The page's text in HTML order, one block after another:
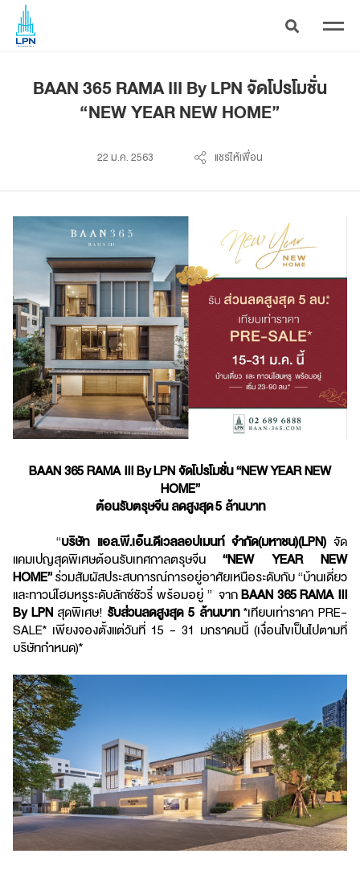
BAAN 365 RAMA III By LPN จัดโปรโมชั่น
“NEW YEAR NEW HOME”
22 ม.ค. 2563 แชร์ให้เพื่อน
BAAN 365 RAMA III By LPN จัดโปรโมชั่น “NEW YEAR NEW
HOME”
ต้อนรับตรุษจีน ลดสูงสุด5 ล้านบาท
“บริษัท แอล.พี.เอ็น.ดีเวลลอปเมนท์ จำกัด(มหาชน)(LPN)จัด
แคมเปญสุดพิเศษต้อนรับเทศกาลตรุษจีน“NEW YEAR NEW
HOME”ร่วมสัมผัสประสบการณ์การอยู่อาศัยเหนือระดับกับ “บ้านเดี่ยว
และทาวน์โฮมหรูระดับลักซ์ชัวรี่ พร้อมอยู่ ” จากBAAN 365 RAMA III
By LPN สุดพิเศษ! รับส่วนลดสูงสุด5 ล้านบาท*เทียบเท่าราคา PRE-
SALE* เพียงจองตั้งแต่วันที่ 15 - 31 มกราคมนี้ (เงื่อนไขเป็นไปตามที่
บริษัทกำหนด)*